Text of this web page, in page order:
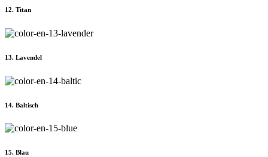
12. Titan
13. Lavendel
14. Baltisch
15. Blau